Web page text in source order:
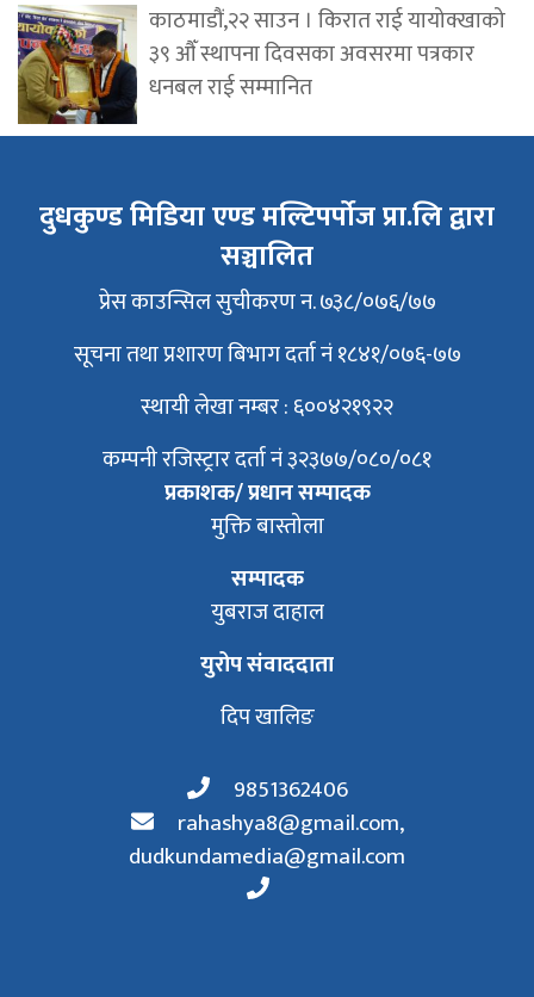
काठमाडौं,२२ साउन । किरात राई यायोक्खाको
३९ औँ स्थापना दिवसका अवसरमा पत्रकार
धनबल राई सम्मानित
दुधकुण्ड मिडिया एण्ड मल्टिपर्पोज प्रा.लि द्वारा
सञ्चालित
प्रेस काउन्सिल सुचीकरण न. ७३८/०७६/७७
सूचना तथा प्रशारण बिभाग दर्ता नं १८४१/०७६-७७
स्थायी लेखा नम्बर : ६००४२१९२२
कम्पनी रजिस्ट्रार दर्ता नं ३२३७७/०८०/०८१
प्रकाशक/ प्रधान सम्पादक
मुक्ति बास्तोला
सम्पादक
युबराज दाहाल
युरोप संवाददाता
दिप खालिङ
9851362406
rahashya8@gmail.com,
dudkundamedia@gmail.com